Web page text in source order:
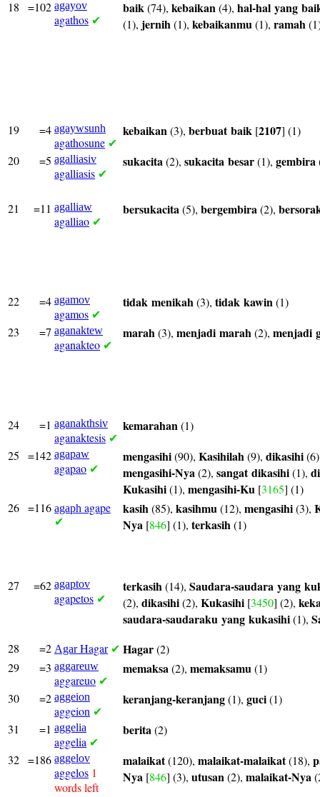
18 =102 agayov
agathos ✔
baik(74), kebaikan(4), hal-hal yang
(1), jernih(1), kebaikanmu(1), ramah
19
=4 agaywsunh
agathosune ✔
kebaikan(3), berbuat baik [2107] (1)
20 =5 agalliasiv
agalliasis ✔
sukacita(2), sukacita besar(1), gembira
21
=11 agalliaw
agalliao ✔
bersukacita(5), bergembira(2),
22
=4 agamov
agamos ✔
tidak menikah(3), tidak kawin(1)
23 =7 aganaktew
aganakteo ✔
marah(3), menjadi marah(2), menjadi
24
=1 aganakthsiv
aganaktesis ✔
kemarahan(1)
25 =142 agapaw
agapao ✔
mengasihi(90), Kasihilah(9), dikasihi
mengasihi-Nya(2), sangat dikasihi(1),
Kukasihi(1), mengasihi-Ku [3165] (1)
26 =116 agaph agape
✔
kasih(85), kasihmu(12), mengasihi(3),
Nya [846] (1), terkasih(1)
27
=62 agaptov
agapetos ✔
terkasih(14), Saudara-saudara yang
(2), dikasihi(2), Kukasihi [3450] (2),
saudara-saudaraku yang kukasihi(1),
28
=2 AgarHagar ✔ Hagar(2)
29
=3 aggareuw
aggareuo ✔
memaksa(2), memaksamu(1)
30 =2 aggeion
aggeion ✔
keranjang-keranjang(1), guci(1)
31 =1 aggelia
aggelia ✔
berita(2)
32 =186 aggelov
aggelos 1
words left
malaikat(120), malaikat-malaikat(18),
Nya [846] (3), utusan(2), malaikat-Nya